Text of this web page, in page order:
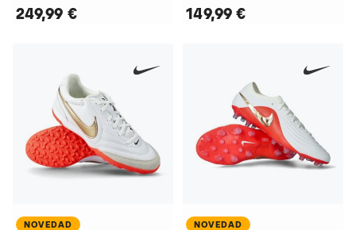
249,99 € 149,99 €
NOVEDAD NOVEDAD